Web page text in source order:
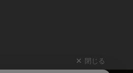
閉じる